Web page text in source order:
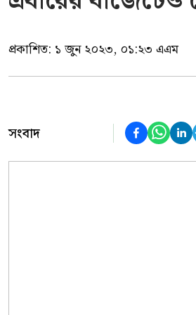
প্রকাশিত: ১ জুন ২০২৩, ০১:২৩ এএম
সংবাদ